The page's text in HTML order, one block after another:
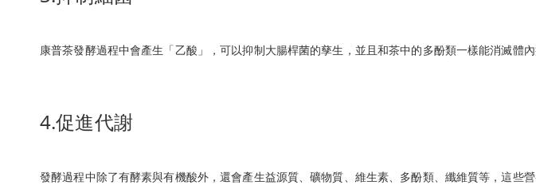
康普茶發酵過程中會產生「乙酸」，可以抑制大腸桿菌的孳生，並且和茶中的多酚類一樣能消滅體
4.促進代謝
發酵過程中除了有酵素與有機酸外，還會產生益源質、礦物質、維⽣素、多酚類、纖維質等，這些